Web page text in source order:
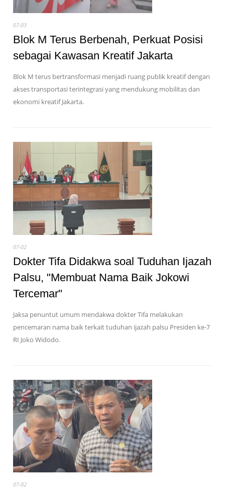
07-03
Blok M Terus Berbenah, Perkuat Posisi
sebagai Kawasan Kreatif Jakarta
Blok M terus bertransformasi menjadi ruang publik kreatif dengan
akses transportasi terintegrasi yang mendukung mobilitas dan
ekonomi kreatif Jakarta.
07-02
Dokter Tifa Didakwa soal Tuduhan Ijazah
Palsu, "Membuat Nama Baik Jokowi
Tercemar"
Jaksa penuntut umum mendakwa dokter Tifa melakukan
pencemaran nama baik terkait tuduhan ijazah palsu Presiden ke-7
RI Joko Widodo.
07-02